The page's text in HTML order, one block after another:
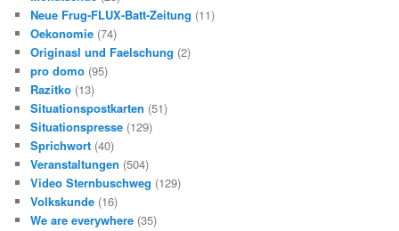
Neue Frug-FLUX-Batt-Zeitung (11)
Oekonomie (74)
Originasl und Faelschung (2)
pro domo (95)
Razitko (13)
Situationspostkarten (51)
Situationspresse (129)
Sprichwort (40)
Veranstaltungen (504)
Video Sternbuschweg (129)
Volkskunde (16)
We are everywhere (35)